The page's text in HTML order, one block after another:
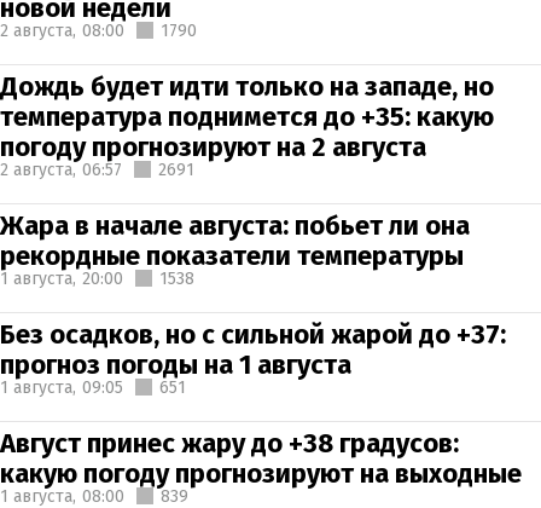
новой недели
2 августа, 08:00 1790
Дождь будет идти только на западе, но
температура поднимется до +35: какую
погоду прогнозируют на 2 августа
2 августа, 06:57 2691
Жара в начале августа: побьет ли она
рекордные показатели температуры
1 августа, 20:00 1538
Без осадков, но с сильной жарой до +37:
прогноз погоды на 1 августа
1 августа, 09:05 651
Август принес жару до +38 градусов:
какую погоду прогнозируют на выходные
1 августа, 08:00 839